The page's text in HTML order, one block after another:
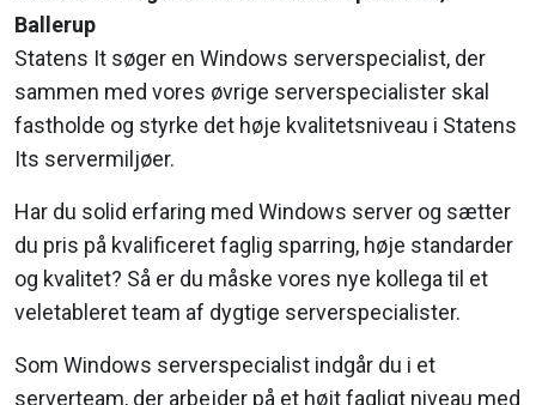
Ballerup
Statens It søger en Windows serverspecialist, der
sammen med vores øvrige serverspecialister skal
fastholde og styrke det høje kvalitetsniveau i Statens
Its servermiljøer.
Har du solid erfaring med Windows server og sætter
du pris på kvalificeret faglig sparring, høje standarder
og kvalitet? Så er du måske vores nye kollega til et
veletableret team af dygtige serverspecialister.
Som Windows serverspecialist indgår du i et
serverteam, der arbejder på et højt fagligt niveau med